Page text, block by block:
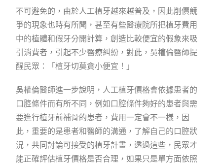
不可避免的，由於人工植牙越來越普及，因此削價競
爭的現象也時有所聞，甚至有些醫療院所把植牙費用
中的植體和假牙分開計算，創造比較便宜的假象來吸
引消費者，引起不少醫療糾紛，對此，吳權倫醫師提
醒民眾：「植牙切莫貪小便宜！」
吳權倫醫師進一步說明，人工植牙價格會依據患者的
口腔條件而有所不同，例如口腔條件夠好的患者與需
要進行植牙前補骨的患者，費用一定會不一樣，因
此，重要的是患者和醫師的溝通，了解自己的口腔狀
況，共同討論可接受的植牙計畫，透過這些，民眾才
能正確評估植牙價格是否合理，如果只是單方面依照